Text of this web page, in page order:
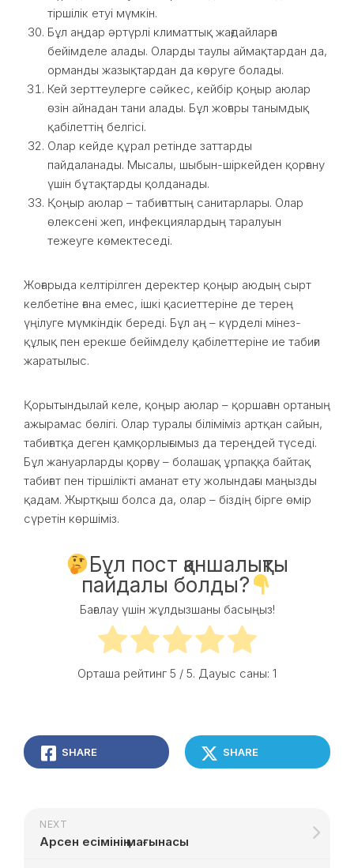
тіршілік етуі мүмкін.
Бұл аңдар әртүрлі климаттық жағдайларға
бейімделе алады. Оларды таулы аймақтардан да,
орманды жазықтардан да көруге болады.
Кей зерттеулерге сәйкес, кейбір қоңыр аюлар
өзін айнадан тани алады. Бұл жоғары танымдық
қабілеттің белгісі.
Олар кейде құрал ретінде заттарды
пайдаланады. Мысалы, шыбын-шіркейден қорғану
үшін бұтақтарды қолданады.
Қоңыр аюлар – табиғаттың санитарлары. Олар
өлексені жеп, инфекциялардың таралуын
тежеуге көмектеседі.
Жоғарыда келтірілген деректер қоңыр аюдың сырт
келбетіне ғана емес, ішкі қасиеттеріне де терең
үңілуге мүмкіндік береді. Бұл аң – күрделі мінез-
құлық пен ерекше бейімделу қабілеттеріне ие табиғи
жаратылыс.
Қорытындылай келе, қоңыр аюлар – қоршаған ортаның
ажырамас бөлігі. Олар туралы біліміміз артқан сайын,
табиғатқа деген қамқорлығымыз да тереңдей түседі.
Бұл жануарларды қорғау – болашақ ұрпаққа байтақ
табиғат пен тіршілікті аманат ету жолындағы маңызды
қадам. Жыртқыш болса да, олар – біздің бірге өмір
сүретін көршіміз.
Бұл пост қаншалықты
пайдалы болды?
Бағалау үшін жұлдызшаны басыңыз!
Орташа рейтинг 5 / 5. Дауыс саны: 1
SHARE SHARE
NEXT
Арсен есімінің мағынасы